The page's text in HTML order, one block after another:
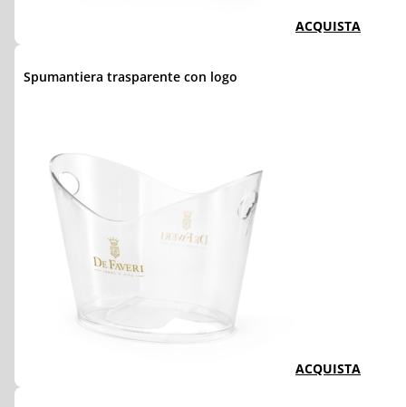
ACQUISTA
Spumantiera trasparente con logo
ACQUISTA